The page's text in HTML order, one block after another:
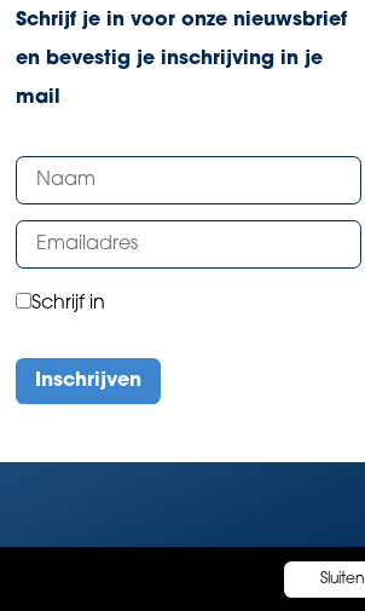
Schrijf je in voor onze nieuwsbrief
en bevestig je inschrijving in je
mail
Schrijf in
Sluiten